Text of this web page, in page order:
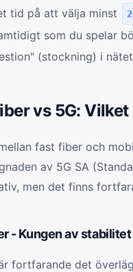
tid på att välja minst
som du spelar
(stockning) i
vs 5G:
fast fiber och
av 5G SA
men det finns
- Kungen av stabilitet
fortfarande det